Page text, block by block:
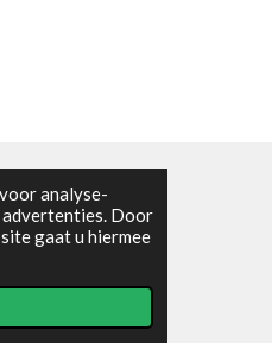
analyse-
Door
gaat u hiermee
vlinderpad